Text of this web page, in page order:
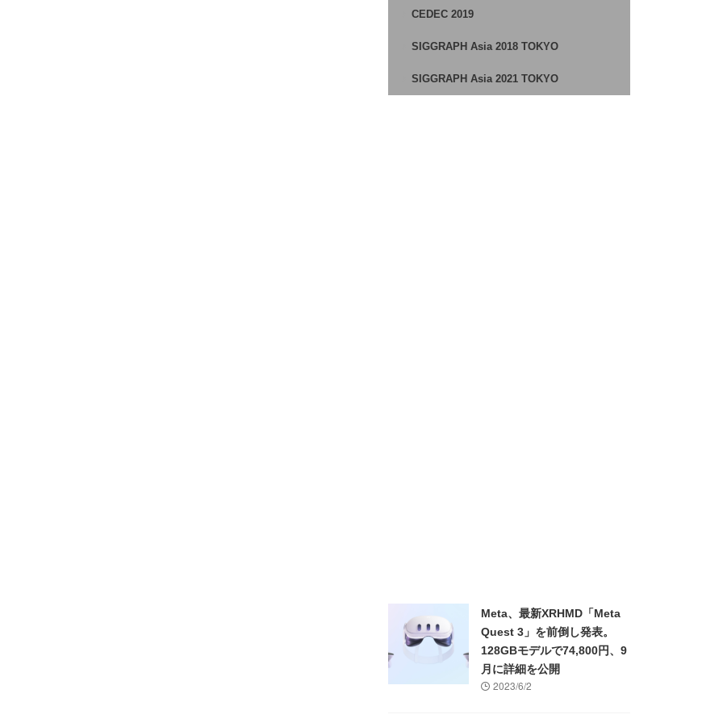
CEDEC 2019
SIGGRAPH Asia 2018 TOKYO
SIGGRAPH Asia 2021 TOKYO
Meta、最新XRHMD「Meta
Quest 3」を前倒し発表。
128GBモデルで74,800円、9
月に詳細を公開
2023/6/2